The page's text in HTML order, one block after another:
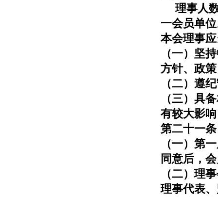
理事人数
一会员单
本会理事
（一）坚
方针、政
（二）遵
（三）具
有较大影
第二十一
（一）第
同意后，
（二）理
理事代表